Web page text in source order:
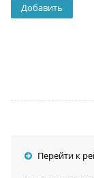
Перейти к